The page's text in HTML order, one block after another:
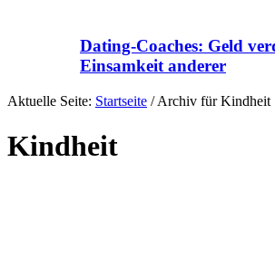
Dating-Coaches: Geld
Einsamkeit anderer
Aktuelle Seite: Startseite /Archiv für Kindheit
Kindheit